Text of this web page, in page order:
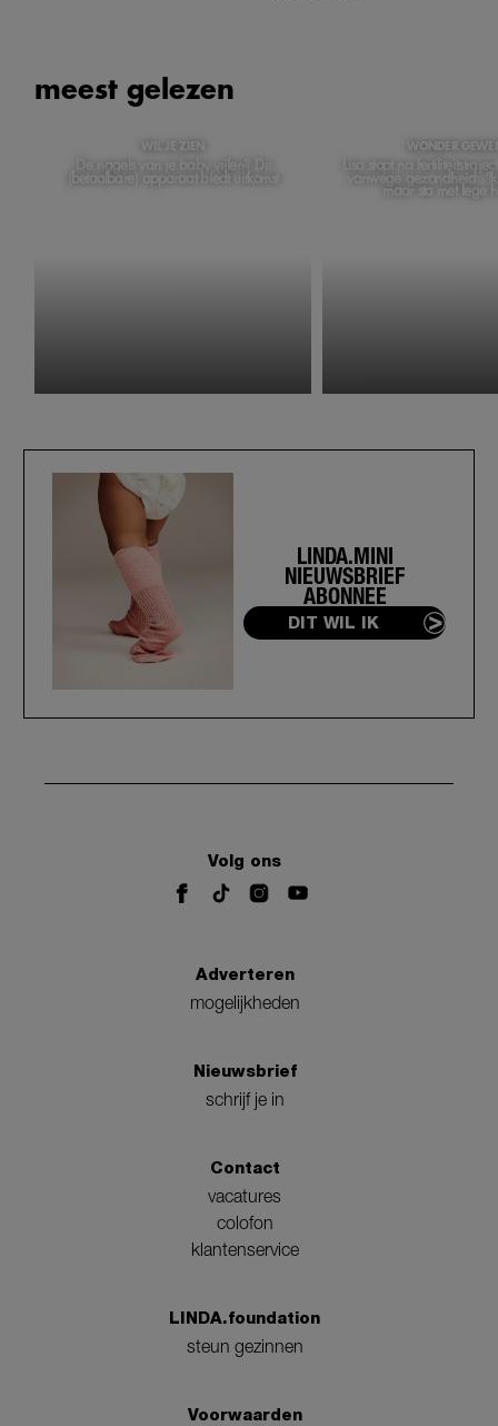
meest gelezen
WIL JE ZIEN
De nagels van je baby vijlen? Dit
(betaalbare) apparaat biedt uitkomst
WONDER
Lisa stopt na
vanwege gezondheid:
maar sta met lege
LINDA.MINI
NIEUWSBRIEF
ABONNEE
DIT WIL IK
Volg ons
Adverteren
mogelijkheden
Nieuwsbrief
schrijf je in
Contact
vacatures
colofon
klantenservice
LINDA.foundation
steun gezinnen
Voorwaarden